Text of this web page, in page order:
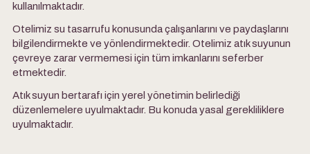
kullanılmaktadır.
Otelimiz su tasarrufu konusunda çalışanlarını ve paydaşlarını
bilgilendirmekte ve yönlendirmektedir. Otelimiz atık suyunun
çevreye zarar vermemesi için tüm imkanlarını seferber
etmektedir.
Atık suyun bertarafı için yerel yönetimin belirlediği
düzenlemelere uyulmaktadır. Bu konuda yasal gerekliliklere
uyulmaktadır.